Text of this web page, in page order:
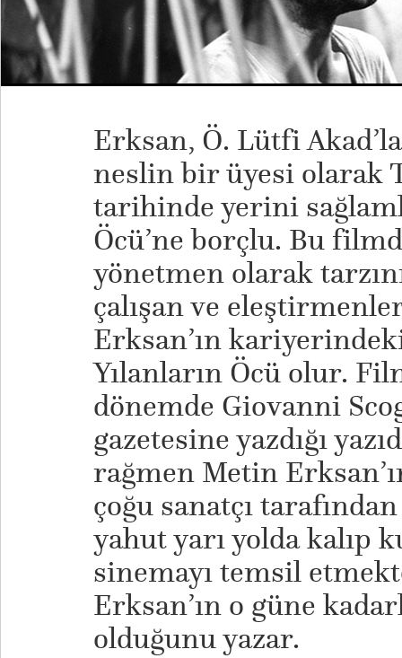
Erksan, Ö. Lütfi
neslin bir üyesi olarak
tarihinde yerini
Öcü’ne borçlu. Bu
yönetmen olarak
çalışan ve
Erksan’ın
Yılanların Öcü olur.
dönemde Giovanni
gazetesine yazdığı
rağmen Metin
çoğu sanatçı
yahut yarı yolda kalıp
sinemayı temsil
Erksan’ın o güne
olduğunu yazar.